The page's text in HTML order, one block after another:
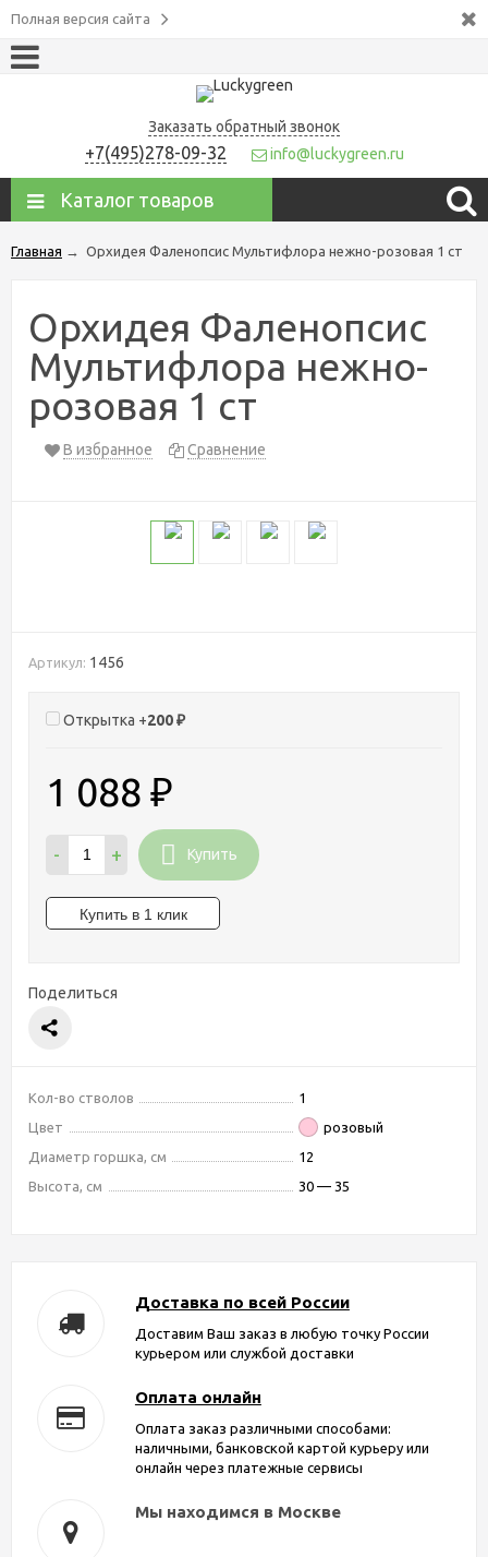
Полная версия сайта
Заказать обратный звонок
+7(495)278-09-32 info@luckygreen.ru
Каталог товаров
Главная → Орхидея Фаленопсис Мультифлора нежно-розовая 1 ст
Орхидея Фаленопсис
Мультифлора нежно-
розовая 1 ст
В избранное Сравнение
Артикул: 1456
Открытка +200₽
1 088 ₽
- + Купить
Поделиться
Кол-во стволов
1
Цвет
розовый
Диаметр горшка, см
12
Высота, см
30 — 35
Доставка по всей России
Доставим Ваш заказ в любую точку России
курьером или службой доставки
Оплата онлайн
Оплата заказ различными способами:
наличными, банковской картой курьеру или
онлайн через платежные сервисы
Мы находимся в Москве